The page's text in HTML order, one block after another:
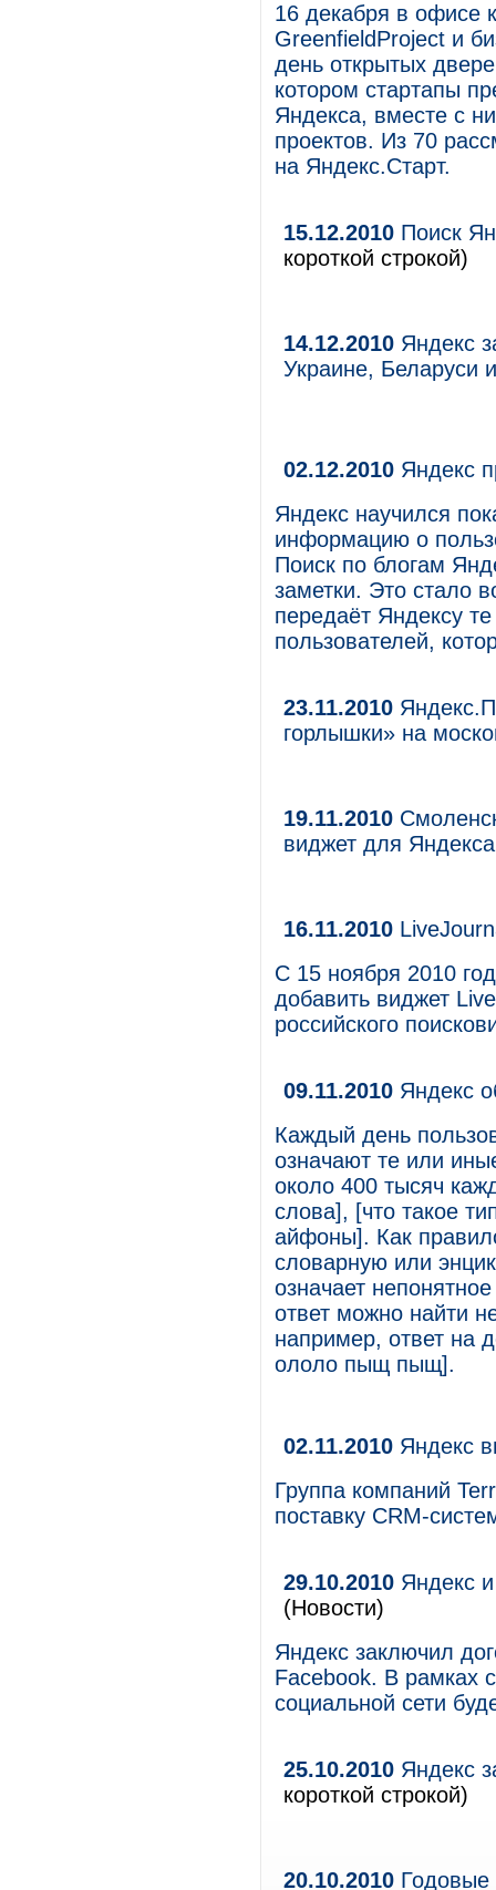
16 декабря в офисе
GreenfieldProject и
день открытых
котором стартапы
Яндекса, вместе с
проектов. Из 70
на Яндекс.Старт.
15.12.2010 Поиск
короткой строкой)
14.12.2010 Яндекс
Украине, Беларуси
02.12.2010 Яндекс
Яндекс научился
информацию о
Поиск по блогам
заметки. Это стало
передаёт Яндексу
пользователей,
23.11.2010
горлышки» на
19.11.2010
виджет для Яндекса
16.11.2010
С 15 ноября 2010
добавить виджет
российского
09.11.2010 Яндекс
Каждый день
означают те или
около 400 тысяч
слова], [что такое
айфоны]. Как
словарную или
означает
ответ можно найти
например, ответ на
ололо пыщ пыщ].
02.11.2010 Яндекс
Группа компаний
поставку CRM-
29.10.2010 Яндекс
(Новости)
Яндекс заключил
Facebook. В рамках
социальной сети
25.10.2010 Яндекс
короткой строкой)
20.10.2010 Годовые